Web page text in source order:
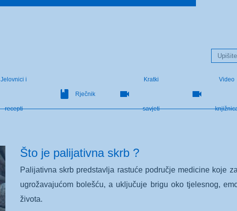
Jelovnici i
recepti
Rječnik
Kratki
savjeti
Video
Što je palijativna skrb ?
Palijativna skrb predstavlja rastuće područje medicine koje
ugrožavajućom bolešću, a uključuje brigu oko tjelesnog,
života.